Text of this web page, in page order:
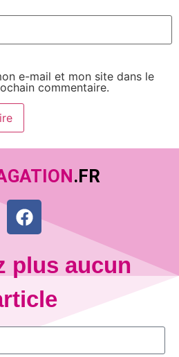
e-mail et mon site dans le
commentaire.
.FR
plus aucun